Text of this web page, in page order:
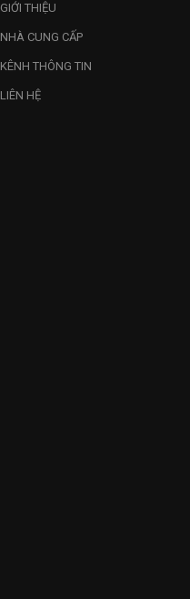
GIỚI THIỆU
NHÀ CUNG CẤP
KÊNH THÔNG TIN
LIÊN HỆ